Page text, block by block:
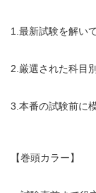
1.最新試験を解い
2.厳選された科目
3.本番の試験前に
【巻頭カラー】